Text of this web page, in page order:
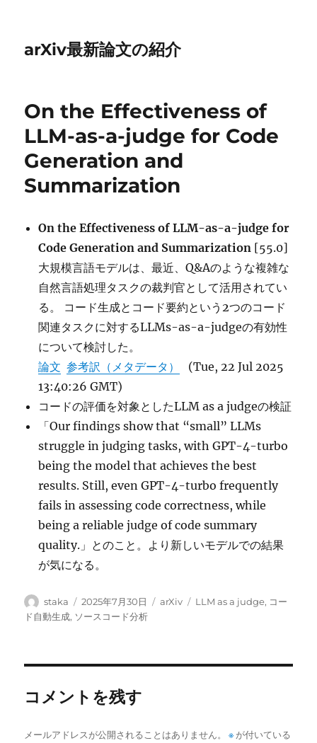
arXiv最新論文の紹介
On the Effectiveness of
LLM-as-a-judge for Code
Generation and
Summarization
On the Effectiveness of LLM-as-a-judge for
Code Generation and Summarization [55.0]
大規模言語モデルは、最近、Q&Aのような複雑な
自然言語処理タスクの裁判官として活用されてい
る。 コード生成とコード要約という2つのコード
関連タスクに対するLLMs-as-a-judgeの有効性
について検討した。
論文 参考訳（メタデータ）
(Tue, 22 Jul 2025
13:40:26 GMT)
コードの評価を対象としたLLM as a judgeの検証
「Our findings show that “small” LLMs
struggle in judging tasks, with GPT-4-turbo
being the model that achieves the best
results. Still, even GPT-4-turbo frequently
fails in assessing code correctness, while
being a reliable judge of code summary
quality.」とのこと。より新しいモデルでの結果
が気になる。
投
稿
staka
投
稿
2025年7月30日
カ
arXiv
タ
LLM as a judge, コー
ド自動生成, ソースコード分析
コメントを残す
メールアドレスが公開されることはありません。 ※ が付いている